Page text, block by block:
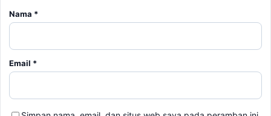
Simpan nama, email, dan situs web saya pada peramban ini